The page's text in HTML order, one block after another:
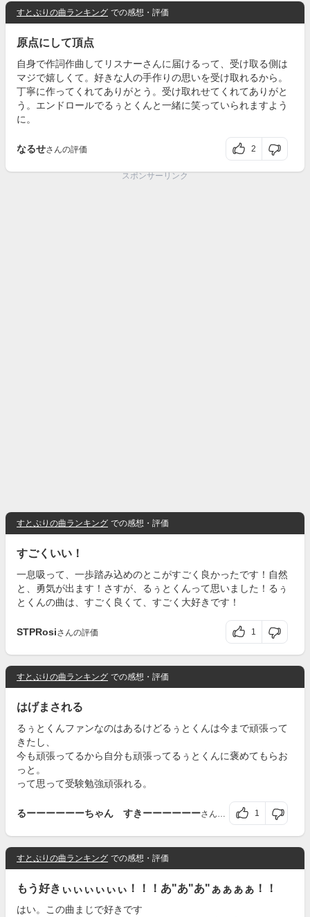
すとぷりの曲ランキング での感想・評価
原点にして頂点
自身で作詞作曲してリスナーさんに届けるって、受け取る側は
マジで嬉しくて。好きな人の手作りの思いを受け取れるから。
丁寧に作ってくれてありがとう。受け取れせてくれてありがと
う。エンドロールでるぅとくんと一緒に笑っていられますよう
に。
なるせさんの評価 2
スポンサーリンク
すとぷりの曲ランキング での感想・評価
すごくいい！
一息吸って、一歩踏み込めのとこがすごく良かったです！自然
と、勇気が出ます！さすが、るぅとくんって思いました！るぅ
とくんの曲は、すごく良くて、すごく大好きです！
STPRosiさんの評価 1
すとぷりの曲ランキング での感想・評価
はげまされる
るぅとくんファンなのはあるけどるぅとくんは今まで頑張って
きたし、
今も頑張ってるから自分も頑張ってるぅとくんに褒めてもらお
っと。
って思って受験勉強頑張れる。
るーーーーーーちゃん すきーーーーーーさんの評価 1
すとぷりの曲ランキング での感想・評価
もう好きぃぃぃぃぃぃ！！！あ"あ"あ"ぁぁぁぁ！！
はい。この曲まじで好きです